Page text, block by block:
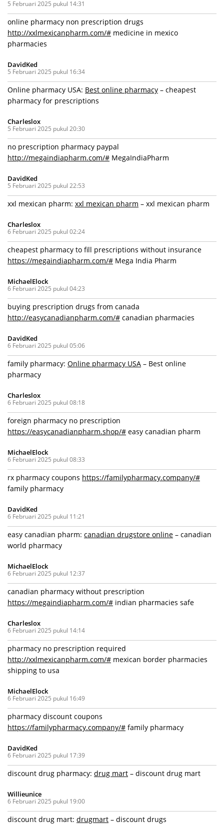
5 Februari 2025 pukul 14:31
online pharmacy non prescription drugs
http://xxlmexicanpharm.com/# medicine in mexico
pharmacies
DavidKed
5 Februari 2025 pukul 16:34
Online pharmacy USA: Best online pharmacy – cheapest
pharmacy for prescriptions
Charleslox
5 Februari 2025 pukul 20:30
no prescription pharmacy paypal
http://megaindiapharm.com/# MegaIndiaPharm
DavidKed
5 Februari 2025 pukul 22:53
xxl mexican pharm: xxl mexican pharm – xxl mexican pharm
Charleslox
6 Februari 2025 pukul 02:24
cheapest pharmacy to fill prescriptions without insurance
https://megaindiapharm.com/# Mega India Pharm
MichaelElock
6 Februari 2025 pukul 04:23
buying prescription drugs from canada
http://easycanadianpharm.com/# canadian pharmacies
DavidKed
6 Februari 2025 pukul 05:06
family pharmacy: Online pharmacy USA – Best online
pharmacy
Charleslox
6 Februari 2025 pukul 08:18
foreign pharmacy no prescription
https://easycanadianpharm.shop/# easy canadian pharm
MichaelElock
6 Februari 2025 pukul 08:33
rx pharmacy coupons https://familypharmacy.company/#
family pharmacy
DavidKed
6 Februari 2025 pukul 11:21
easy canadian pharm: canadian drugstore online – canadian
world pharmacy
MichaelElock
6 Februari 2025 pukul 12:37
canadian pharmacy without prescription
https://megaindiapharm.com/# indian pharmacies safe
Charleslox
6 Februari 2025 pukul 14:14
pharmacy no prescription required
http://xxlmexicanpharm.com/# mexican border pharmacies
shipping to usa
MichaelElock
6 Februari 2025 pukul 16:49
pharmacy discount coupons
https://familypharmacy.company/# family pharmacy
DavidKed
6 Februari 2025 pukul 17:39
discount drug pharmacy: drug mart – discount drug mart
Willieunice
6 Februari 2025 pukul 19:00
discount drug mart: drugmart – discount drugs